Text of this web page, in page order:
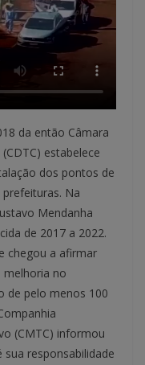
da então Câmara
estabelece
dos pontos de
Na
Mendanha
de 2017 a 2022.
chegou a afirmar
melhoria no
de pelo menos 100
(CMTC) informou
responsabilidade